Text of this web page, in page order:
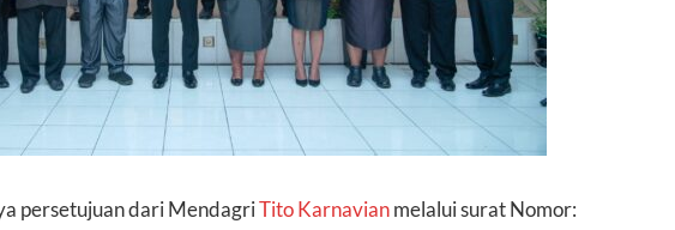
persetujuan dari MendagriTito Karnavian melalui surat Nomor: